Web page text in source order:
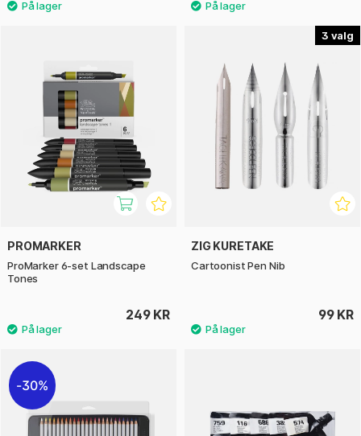
PROMARKER
ProMarker 6-set Landscape
Tones
249 KR
3
ZIG KURETAKE
Cartoonist Pen Nib
99 KR
30%